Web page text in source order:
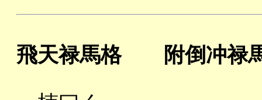
飛天禄馬格 附倒冲禄